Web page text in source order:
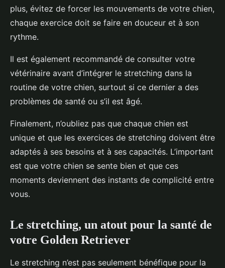
plus, évitez de forcer les mouvements de votre chien,
chaque exercice doit se faire en douceur et à son
rythme.
Il est également recommandé de consulter votre
vétérinaire avant d’intégrer le stretching dans la
routine de votre chien, surtout si ce dernier a des
problèmes de santé ou s’il est âgé.
Finalement, n’oubliez pas que chaque chien est
unique et que les exercices de stretching doivent être
adaptés à ses besoins et à ses capacités. L’important
est que votre chien se sente bien et que ces
moments deviennent des instants de complicité entre
vous.
Le stretching, un atout pour la santé de
votre Golden Retriever
Le stretching n’est pas seulement bénéfique pour la